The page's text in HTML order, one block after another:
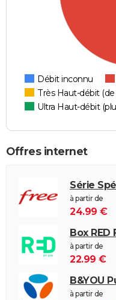
Débit inconnu
Très Haut-débit
Ultra Haut-débit
Offres internet
Série
à partir de
24.99 €
Box RED
à partir de
22.99 €
B&YOU
à partir de